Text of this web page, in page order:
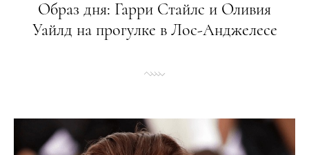
Образ дня: Гарри Стайлс и Оливия
Уайлд на прогулке в Лос-Анджелесе